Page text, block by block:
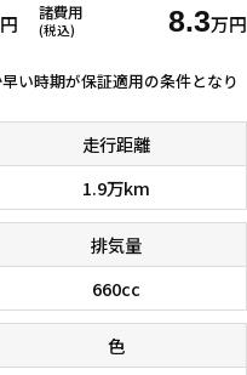
諸費用
(税込) 8.3万円
い時期が保証適用の条件となり
走行距離
1.9万km
排気量
660cc
色